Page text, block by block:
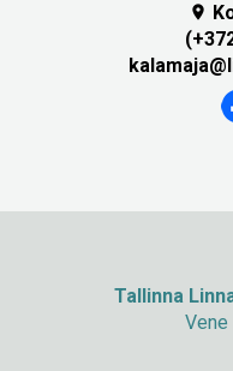

Tallinna
Vene